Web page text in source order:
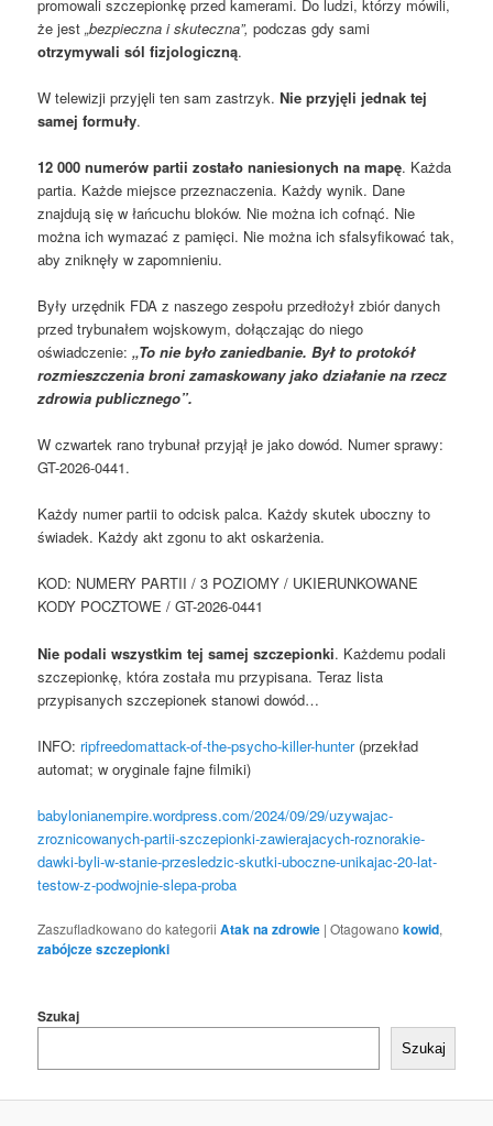
promowali szczepionkę przed kamerami. Do ludzi, którzy mówili,
że jest„bezpieczna i skuteczna”, podczas gdy sami
otrzymywali sól fizjologiczną.
W telewizji przyjęli ten sam zastrzyk.Nie przyjęli jednak tej
samej formuły.
12 000 numerów partii zostało naniesionych na mapę. Każda
partia. Każde miejsce przeznaczenia. Każdy wynik. Dane
znajdują się w łańcuchu bloków. Nie można ich cofnąć. Nie
można ich wymazać z pamięci. Nie można ich sfalsyfikować tak,
aby zniknęły w zapomnieniu.
Były urzędnik FDA z naszego zespołu przedłożył zbiór danych
przed trybunałem wojskowym, dołączając do niego
oświadczenie:„To nie było zaniedbanie. Był to protokół
rozmieszczenia broni zamaskowany jako działanie na rzecz
zdrowia publicznego”.
W czwartek rano trybunał przyjął je jako dowód. Numer sprawy:
GT-2026-0441.
Każdy numer partii to odcisk palca. Każdy skutek uboczny to
świadek. Każdy akt zgonu to akt oskarżenia.
KOD: NUMERY PARTII / 3 POZIOMY / UKIERUNKOWANE
KODY POCZTOWE / GT-2026-0441
Nie podali wszystkim tej samej szczepionki. Każdemu podali
szczepionkę, która została mu przypisana. Teraz lista
przypisanych szczepionek stanowi dowód…
INFO: ripfreedomattack-of-the-psycho-killer-hunter(przekład
automat; w oryginale fajne filmiki)
babylonianempire.wordpress.com/2024/09/29/uzywajac-
zroznicowanych-partii-szczepionki-zawierajacych-roznorakie-
dawki-byli-w-stanie-przesledzic-skutki-uboczne-unikajac-20-lat-
testow-z-podwojnie-slepa-proba
Zaszufladkowano do kategorii Atak na zdrowie |Otagowano kowid,
zabójcze szczepionki
Szukaj
Szukaj